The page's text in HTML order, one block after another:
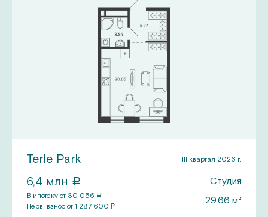
Terle Park III квартал 2026 г.
6,4 млн a Студия
В ипотеку от 30 056 a
Перв. взнос от 1 287 600 ₽ 29,66 м²